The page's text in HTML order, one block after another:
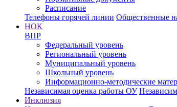
Расписание
Телефоны горячей линии Общественные
НОК
ВПР
Федеральный уровень
Региональный уровень
Муниципальный уровень
Школьный уровень
Информационно-методические
Независимая оценка работы ОУ
Инклюзия